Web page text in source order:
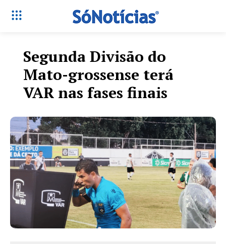
Segunda Divisão do
Mato-grossense terá
VAR nas fases finais